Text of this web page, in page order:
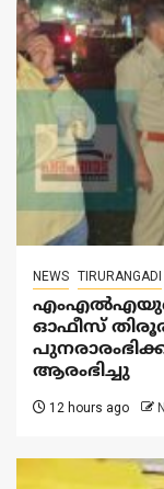
NEWS TIRURANGADI
ഓഫീസ്
ആരംഭിച്ചു
12 hours ago